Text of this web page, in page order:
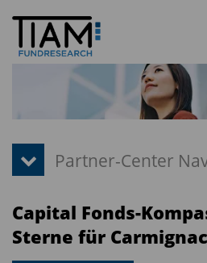
Capital Fonds-
Sterne für Carmignac